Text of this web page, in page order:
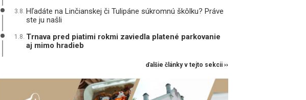
3.8. Hľadáte na Linčianskej či Tulipáne súkromnú škôlku? Práve
ste ju našli
1.8. Trnava pred piatimi rokmi zaviedla platené parkovanie
aj mimo hradieb
ďalšie články v tejto sekcii ››